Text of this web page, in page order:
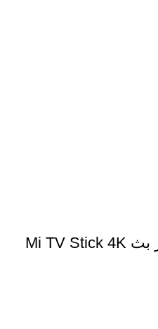
Xiaomi tv stick 4K (جهاز بث Mi TV Stick 4K